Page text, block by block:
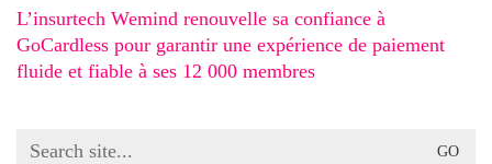
L’insurtech Wemind renouvelle sa confiance à
GoCardless pour garantir une expérience de paiement
fluide et fiable à ses 12 000 membres
Search